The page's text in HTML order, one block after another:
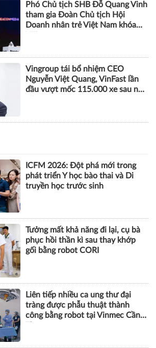
Phó Chủ tịch SHB Đỗ Quang Vinh
tham gia Đoàn Chủ tịch Hội
Doanh nhân trẻ Việt Nam khóa
Vingroup tái bổ nhiệm CEO
Nguyễn Việt Quang, VinFast lần
đầu vượt mốc 115.000 xe sau nửa
ICFM 2026: Đột phá mới trong
phát triển Y học bào thai và Di
truyền học trước sinh
Tưởng mất khả năng đi lại, cụ bà
phục hồi thần kì sau thay khớp
gối bằng robot CORI
Liên tiếp nhiều ca ung thư đại
tràng được phẫu thuật thành
công bằng robot tại Vinmec Cần